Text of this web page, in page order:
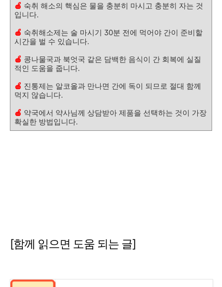
🍎 숙취 해소의 핵심은 물을 충분히 마시고 충분히 자는 것
입니다.
🍎 숙취해소제는 술 마시기 30분 전에 먹어야 간이 준비할
시간을 벌 수 있습니다.
🍎 콩나물국과 북엇국 같은 담백한 음식이 간 회복에 실질
적인 도움을 줍니다.
🍎 진통제는 알코올과 만나면 간에 독이 되므로 절대 함께
먹지 않습니다.
🍎 약국에서 약사님께 상담받아 제품을 선택하는 것이 가장
확실한 방법입니다.
[함께 읽으면 도움 되는 글]